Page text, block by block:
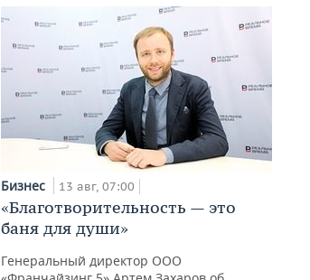
Бизнес 13 авг, 07:00
«Благотворительность — это
баня для души»
Генеральный директор ООО